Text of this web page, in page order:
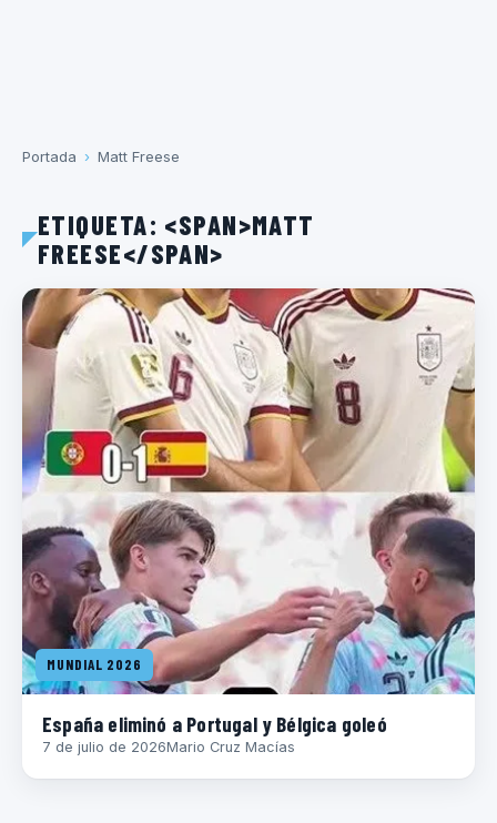
Portada › Matt Freese
ETIQUETA: <SPAN>MATT
FREESE</SPAN>
MUNDIAL 2026
España eliminó a Portugal y Bélgica goleó
7 de julio de 2026Mario Cruz Macías